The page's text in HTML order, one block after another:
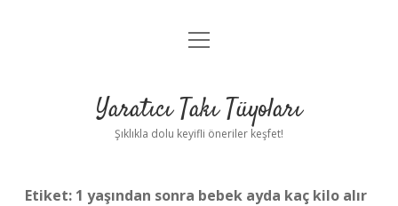
Anasayfa
Yasal Uyarı
menüyü
Yaratıcı Takı Tüyoları
Şıklıkla dolu keyifli öneriler keşfet!
Etiket: 1 yaşından sonra bebek ayda kaç kilo alır